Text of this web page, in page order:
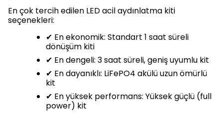
En çok tercih edilen LED acil aydınlatma kiti
seçenekleri:
✔ En ekonomik: Standart 1 saat süreli
dönüşüm kiti
✔ En dengeli: 3 saat süreli, geniş uyumlu kit
✔ En dayanıklı: LiFePO4 akülü uzun ömürlü
kit
✔ En yüksek performans: Yüksek güçlü (full
power) kit